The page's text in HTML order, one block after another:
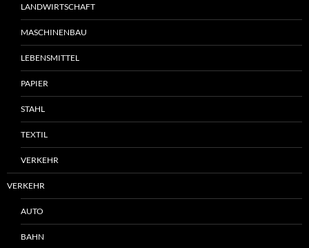
LANDWIRTSCHAFT
MASCHINENBAU
LEBENSMITTEL
PAPIER
STAHL
TEXTIL
VERKEHR
VERKEHR
AUTO
BAHN